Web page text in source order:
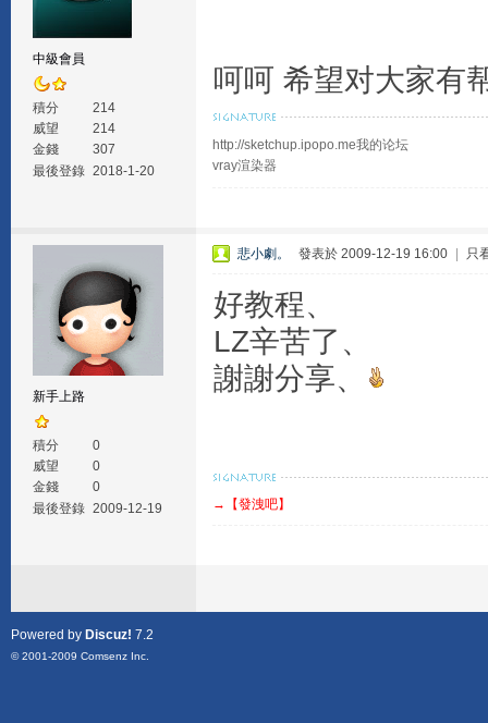
中級會員
積分
214
威望
214
金錢
307
最後登錄 2018-1-20
呵呵 希望对大家有
http://sketchup.ipopo.me我的论坛
vray渲染器
新手上路
積分
0
威望
0
金錢
0
最後登錄 2009-12-19
悲小劇。 發表於 2009-12-19 16:00 只
好教程、
LZ辛苦了、
謝謝分享、
→【發洩吧】
Powered by Discuz! 7.2
© 2001-2009 Comsenz Inc.